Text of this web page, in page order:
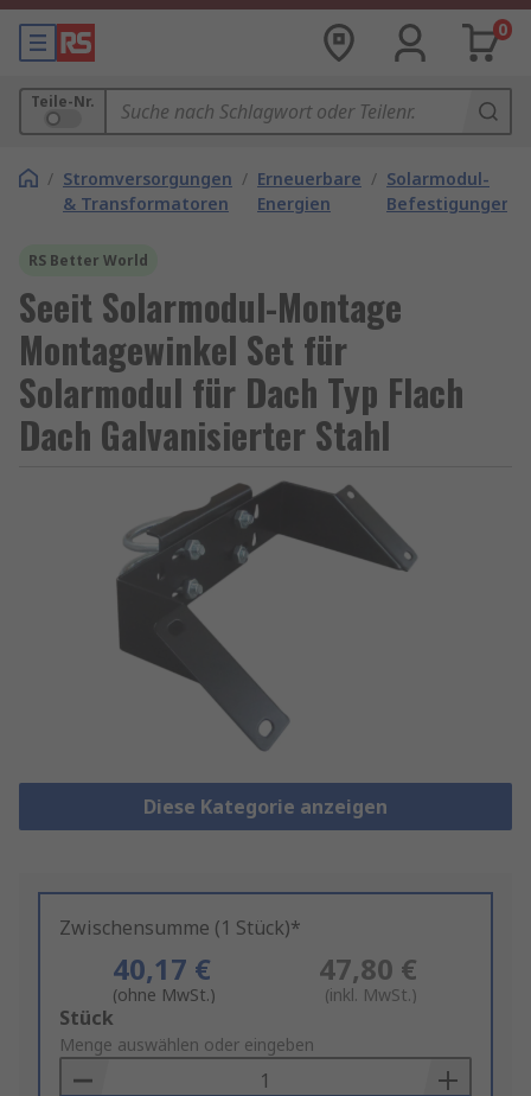
0
Teile-Nr.
/ Stromversorgungen
& Transformatoren
/ Erneuerbare
Energien
/ Solarmodul-
Befestigungen
RS Better World
Seeit Solarmodul-Montage
Montagewinkel Set für
Solarmodul für Dach Typ Flach
Dach Galvanisierter Stahl
Diese Kategorie anzeigen
Zwischensumme (1 Stück)*
40,17 €
(ohne MwSt.)
47,80 €
(inkl. MwSt.)
Add
to
Basket
Stück
Menge auswählen oder eingeben